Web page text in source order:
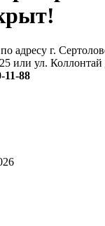
адресу г.
или ул.
11-88